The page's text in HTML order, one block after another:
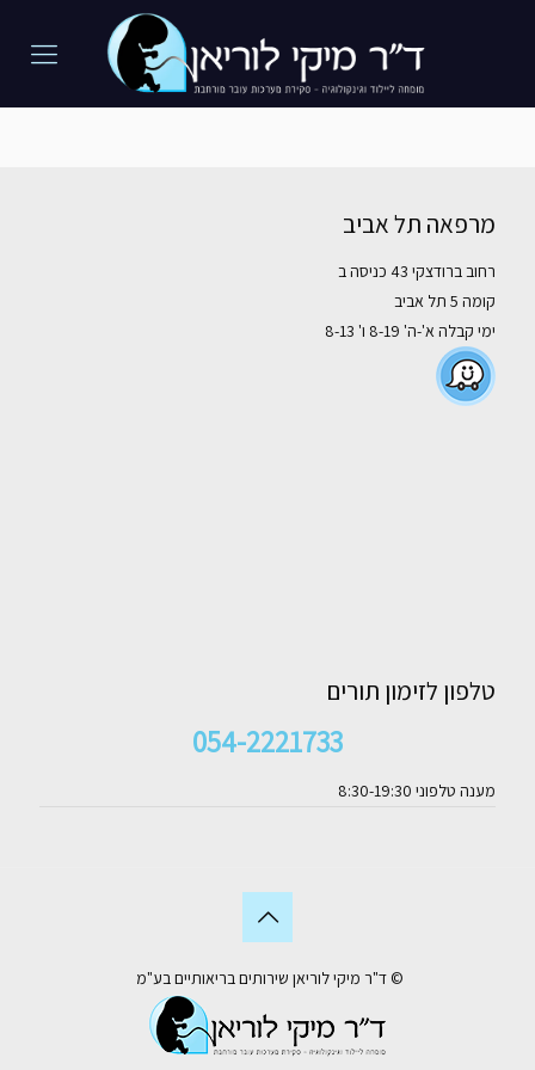
מרפאה תל אביב
רחוב ברודצקי 43 כניסה ב
קומה 5 תל אביב
ימי קבלה א'-ה' 8-19 ו' 8-13
טלפון לזימון תורים
054-2221733
מענה טלפוני 8:30-19:30
© ד"ר מיקי לוריאן שירותים בריאותיים בע"מ